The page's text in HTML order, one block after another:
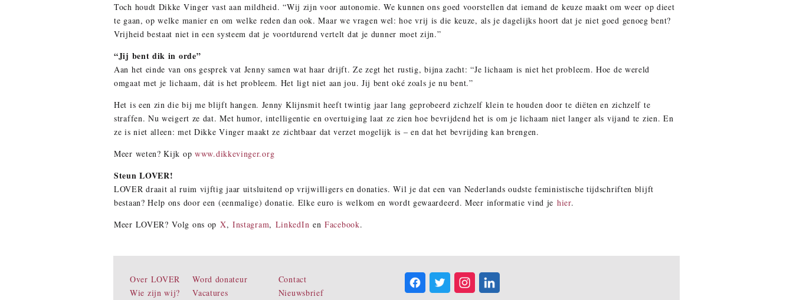
Toch houdt Dikke Vinger vast aan mildheid. “Wij zijn voor autonomie. We kunnen ons goed voorstellen dat iemand de keuze maakt om weer op dieet
te gaan, op welke manier en om welke reden dan ook. Maar we vragen wel: hoe vrij is die keuze, als je dagelijks hoort dat je niet goed genoeg bent?
Vrijheid bestaat niet in een systeem dat je voortdurend vertelt dat je dunner moet zijn.”
“Jij bent dik in orde”
Aan het einde van ons gesprek vat Jenny samen wat haar drijft. Ze zegt het rustig, bijna zacht: “Je lichaam is niet het probleem. Hoe de wereld
omgaat met je lichaam, dát is het probleem. Het ligt niet aan jou. Jij bent oké zoals je nu bent.”
Het is een zin die bij me blijft hangen. Jenny Klijnsmit heeft twintig jaar lang geprobeerd zichzelf klein te houden door te diëten en zichzelf te
straffen. Nu weigert ze dat. Met humor, intelligentie en overtuiging laat ze zien hoe bevrijdend het is om je lichaam niet langer als vijand te zien. En
ze is niet alleen: met Dikke Vinger maakt ze zichtbaar dat verzet mogelijk is – en dat het bevrijding kan brengen.
Meer weten? Kijk op www.dikkevinger.org
Steun LOVER!
LOVER draait al ruim vijftig jaar uitsluitend op vrijwilligers en donaties. Wil je dat een van Nederlands oudste feministische tijdschriften blijft
bestaan? Help ons door een (eenmalige) donatie. Elke euro is welkom en wordt gewaardeerd. Meer informatie vind je hier.
Meer LOVER? Volg ons op X, Instagram, LinkedIn enFacebook.
Over LOVER
Wie zijn wij?
Word donateur
Vacatures
Contact
Nieuwsbrief